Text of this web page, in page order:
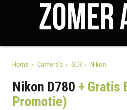
Home Camera's SLR Nikon
Nikon D780 + Gratis
Promotie)